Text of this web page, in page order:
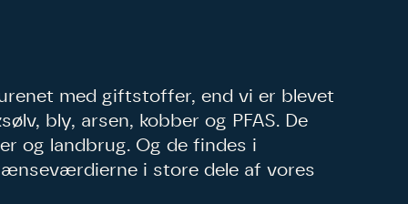
med giftstoffer, end vi er blevet
bly, arsen, kobber og PFAS. De
og landbrug. Og de findes i
i store dele af vores
samtykke ved
andre
kontakte